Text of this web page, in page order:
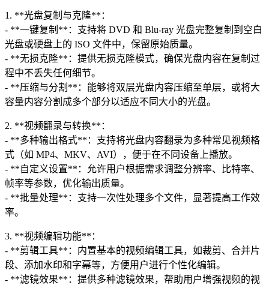
1. **光盘复制与克隆**：
- **一键复制**：支持将 DVD 和 Blu-ray 光盘完整复制到空白
光盘或硬盘上的 ISO 文件中，保留原始质量。
- **无损克隆**：提供无损克隆模式，确保光盘内容在复制过
程中不丢失任何细节。
- **压缩与分割**：能够将双层光盘内容压缩至单层，或将大
容量内容分割成多个部分以适应不同大小的光盘。
2. **视频翻录与转换**：
- **多种输出格式**：支持将光盘内容翻录为多种常见视频格
式（如 MP4、MKV、AVI），便于在不同设备上播放。
- **自定义设置**：允许用户根据需求调整分辨率、比特率、
帧率等参数，优化输出质量。
- **批量处理**：支持一次性处理多个文件，显著提高工作效
率。
3. **视频编辑功能**：
- **剪辑工具**：内置基本的视频编辑工具，如裁剪、合并片
段、添加水印和字幕等，方便用户进行个性化编辑。
- **滤镜效果**：提供多种滤镜效果，帮助用户增强视频的视